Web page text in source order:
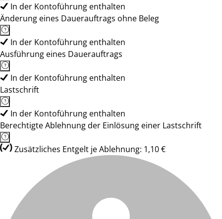
In der Kontoführung enthalten
Änderung eines Dauerauftrags ohne Beleg
In der Kontoführung enthalten
Ausführung eines Dauerauftrags
In der Kontoführung enthalten
Lastschrift
In der Kontoführung enthalten
Berechtigte Ablehnung der Einlösung einer Lastschrift
Zusätzliches Entgelt je Ablehnung: 1,10 €